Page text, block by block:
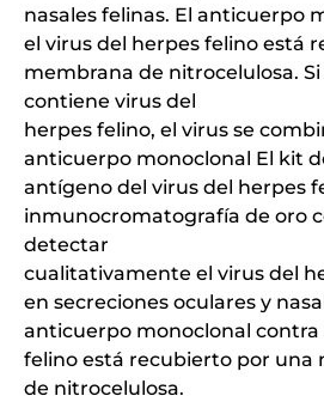
nasales felinas. El anticuerpo
el virus del herpes felino está
membrana de nitrocelulosa.
contiene virus del
herpes felino, el virus se
anticuerpo monoclonal El kit
antígeno del virus del herpes
inmunocromatografía de oro
detectar
cualitativamente el virus del
en secreciones oculares y
anticuerpo monoclonal contra
felino está recubierto por una
de nitrocelulosa.